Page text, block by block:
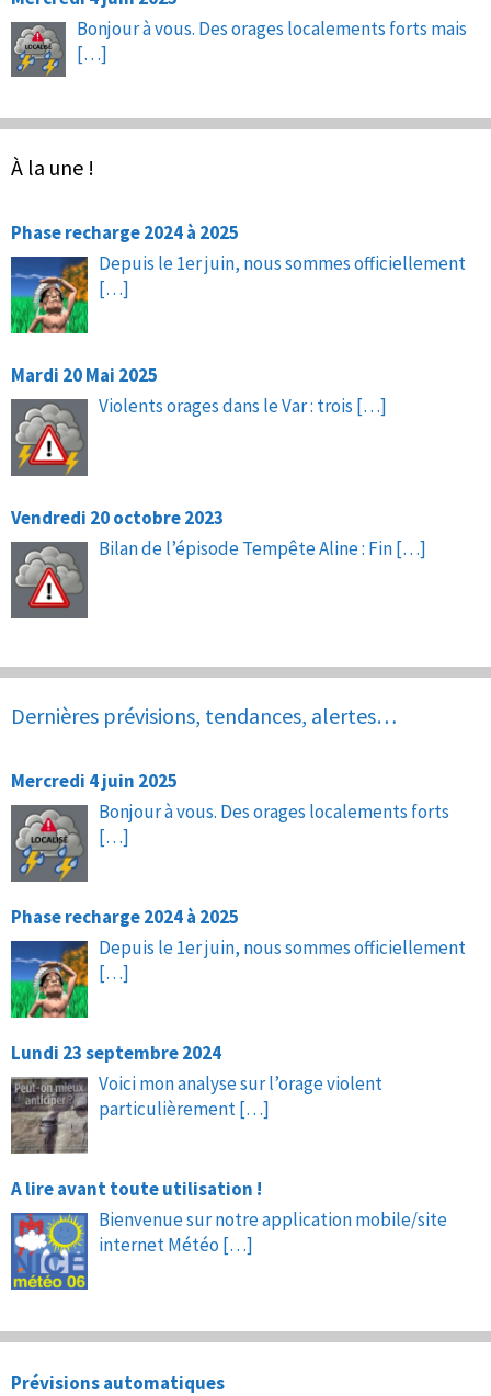
Bonjour à vous. Des orages localements forts mais
[…]
À la une !
Phase recharge 2024 à 2025
Depuis le 1er juin, nous sommes officiellement
[…]
Mardi 20 Mai 2025
Violents orages dans le Var : trois […]
Vendredi 20 octobre 2023
Bilan de l’épisode Tempête Aline : Fin[…]
Dernières prévisions, tendances, alertes…
Mercredi 4 juin 2025
Bonjour à vous. Des orages localements forts
[…]
Phase recharge 2024 à 2025
Depuis le 1er juin, nous sommes officiellement
[…]
Lundi 23 septembre 2024
Voici mon analyse sur l’orage violent
particulièrement[…]
A lire avant toute utilisation !
Bienvenue sur notre application mobile/site
internet Météo […]
Prévisions automatiques